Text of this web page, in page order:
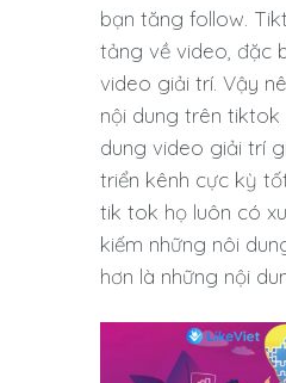
bạn tăng follow.
tảng về video, đặc
video giải trí. Vậy
nội dung trên tiktok
dung video giải trí
triển kênh cực kỳ
tik tok họ luôn có
kiếm những nôi
hơn là những nội